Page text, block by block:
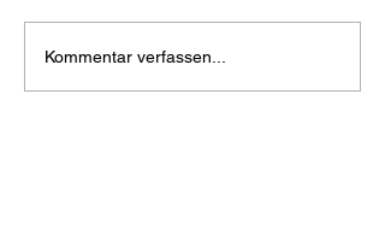
Kommentar verfassen...